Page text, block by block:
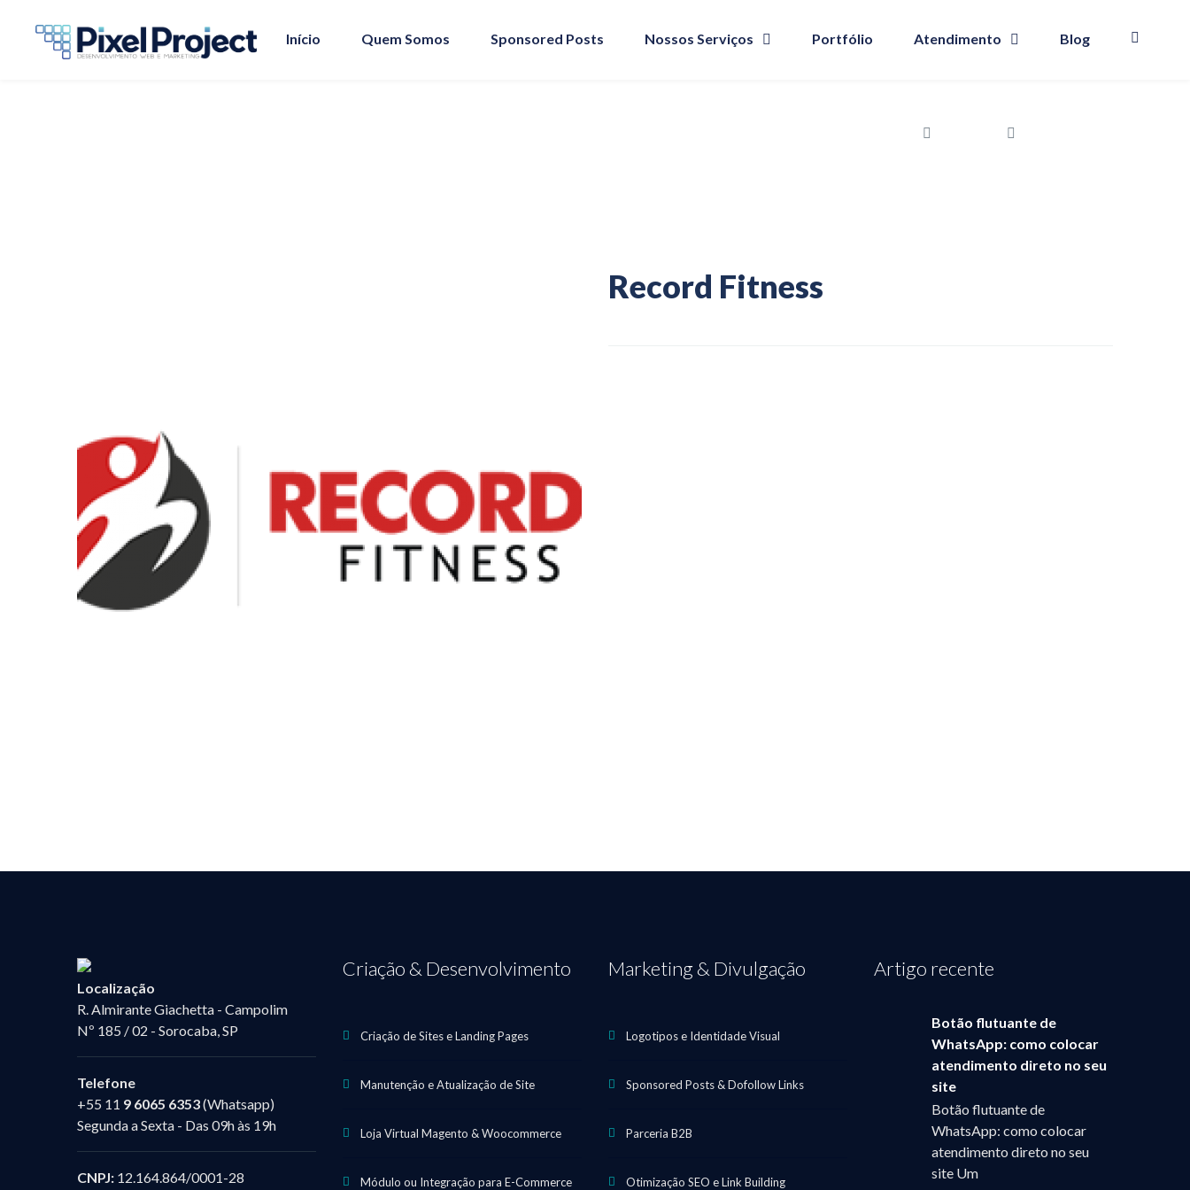
Início Quem Somos Sponsored Posts Nossos Serviços Portfólio Atendimento Blog
Record Fitness
Localização
R. Almirante Giachetta - Campolim
Nº 185 / 02 - Sorocaba, SP
Telefone
+55 11 9 6065 6353(Whatsapp)
Segunda a Sexta - Das 09h às 19h
CNPJ: 12.164.864/0001-28
Criação & Desenvolvimento
Criação de Sites e Landing Pages
Manutenção e Atualização de Site
Loja Virtual Magento & Woocommerce
Módulo ou Integração para E-Commerce
Marketing & Divulgação
Logotipos e Identidade Visual
Sponsored Posts & Dofollow Links
Parceria B2B
Otimização SEO e Link Building
Artigo recente
Botão flutuante de
WhatsApp: como colocar
atendimento direto no seu
site
Botão flutuante de
WhatsApp: como colocar
atendimento direto no seu
site Um